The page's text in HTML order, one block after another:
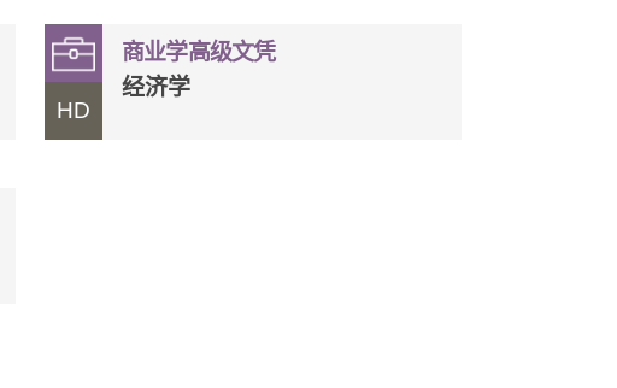
HD
商业学高级文凭
经济学